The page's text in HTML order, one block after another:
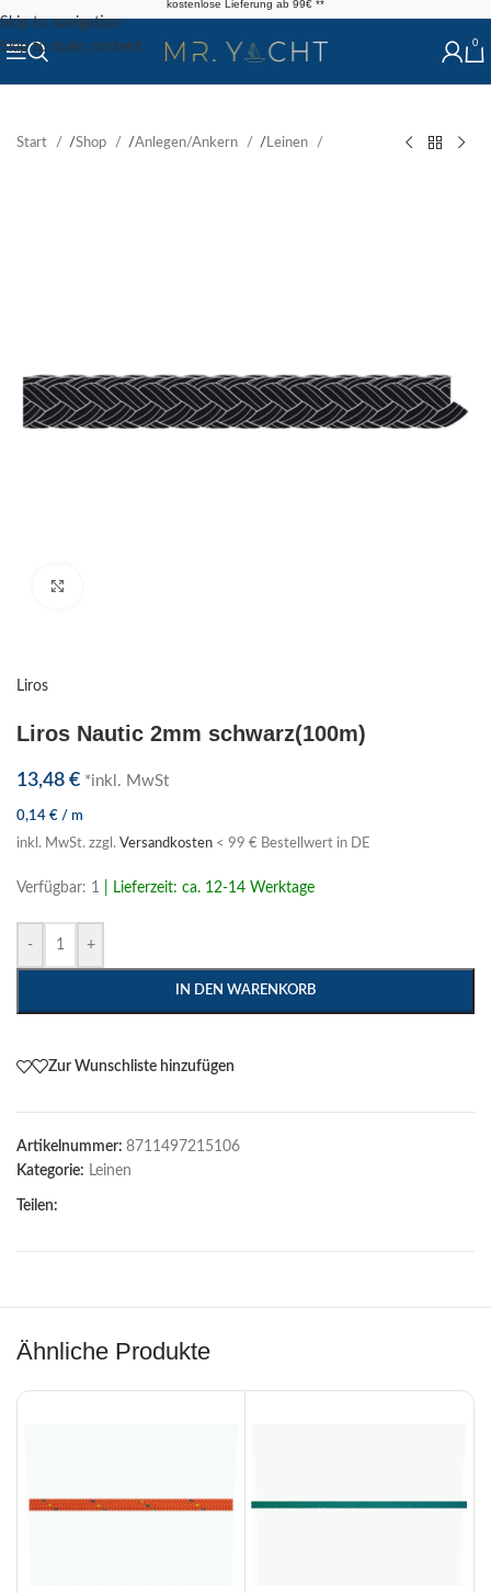
Skip to navigation
Skip to main content
kostenlose Lieferung ab 99€ **
0
Start /Shop /Anlegen/Ankern / Leinen
Liros
Liros Nautic 2mm schwarz(100m)
13,48 € *inkl. MwSt
0,14 € / m
inkl. MwSt. zzgl. Versandkosten < 99 € Bestellwert in DE
Verfügbar: 1 | Lieferzeit: ca. 12-14 Werktage
- +
IN DEN WARENKORB
Zur Wunschliste hinzufügen
Artikelnummer: 8711497215106
Kategorie: Leinen
Teilen:
Ähnliche Produkte